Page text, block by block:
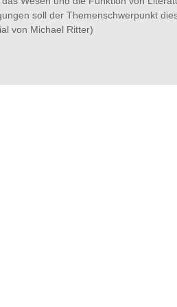
soll der Themenschwerpunkt
von Michael Ritter)